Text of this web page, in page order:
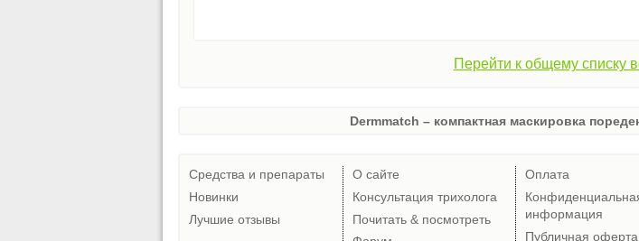
Перейти к общему списку
Dermmatch – компактная маскировка
Средства и препараты
Новинки
Лучшие отзывы
О сайте
Консультация трихолога
Почитать & посмотреть
Оплата
информация
Публичная оферта